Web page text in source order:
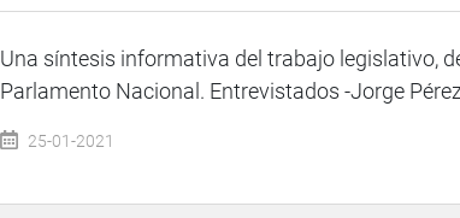
Una síntesis informativa del trabajo legislativo,
Parlamento Nacional. Entrevistados -Jorge
25-01-2021